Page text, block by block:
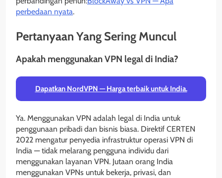
perbedaan nyata.
Pertanyaan Yang Sering Muncul
Apakah menggunakan VPN legal di India?
Dapatkan NordVPN — Harga terbaik untuk India.
Ya. Menggunakan VPN adalah legal di India untuk
penggunaan pribadi dan bisnis biasa. Direktif CERTEN
2022 mengatur penyedia infrastruktur operasi VPN di
India — tidak melarang pengguna individu dari
menggunakan layanan VPN. Jutaan orang India
menggunakan VPNs untuk bekerja, privasi, dan